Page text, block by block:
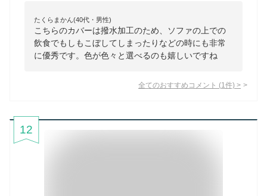
たくらまかん(40代・男性)
こちらのカバーは撥水加工のため、ソファの上での
飲食でもしもこぼしてしまったりなどの時にも非常
に優秀です。色が色々と選べるのも嬉しいですね
全てのおすすめコメント (1 件) >
12